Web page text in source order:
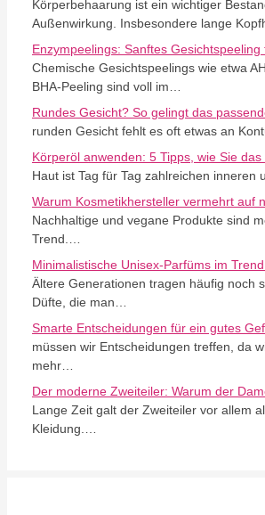
Körperbehaarung ist ein wichtiger
Außenwirkung. Insbesondere lange
Enzympeelings: Sanftes Gesichtspeeling
Chemische Gesichtspeelings wie etwa
BHA-Peeling sind voll im…
Rundes Gesicht? So gelingt das
runden Gesicht fehlt es oft etwas an
Körperöl anwenden: 5 Tipps, wie Sie das
Haut ist Tag für Tag zahlreichen inneren
Warum Kosmetikhersteller vermehrt auf
Nachhaltige und vegane Produkte sind
Trend.…
Minimalistische Unisex-Parfüms im
Ältere Generationen tragen häufig noch
Düfte, die man…
Smarte Entscheidungen für ein gutes
müssen wir Entscheidungen treffen, da
mehr…
Der moderne Zweiteiler: Warum der
Lange Zeit galt der Zweiteiler vor allem
Kleidung.…